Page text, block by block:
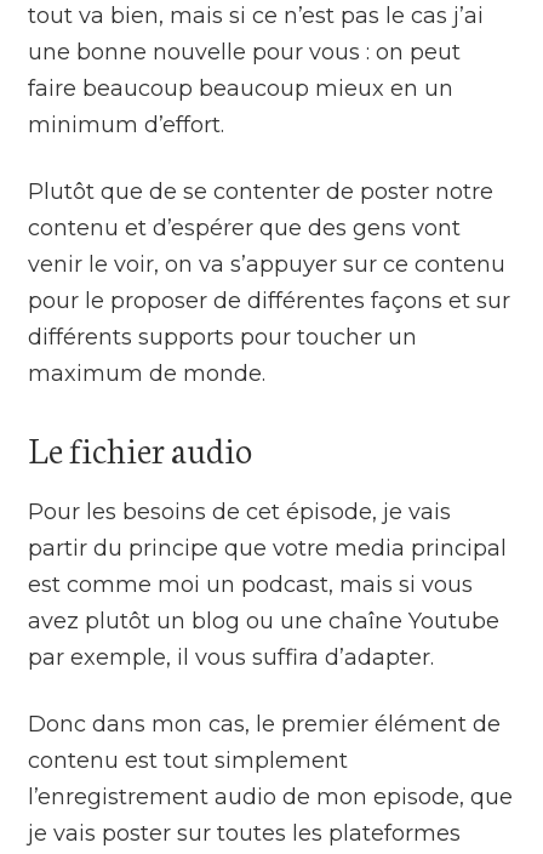
tout va bien, mais si ce n’est pas le cas j’ai
une bonne nouvelle pour vous : on peut
faire beaucoup beaucoup mieux en un
minimum d’effort.
Plutôt que de se contenter de poster notre
contenu et d’espérer que des gens vont
venir le voir, on va s’appuyer sur ce contenu
pour le proposer de différentes façons et sur
différents supports pour toucher un
maximum de monde.
Le fichier audio
Pour les besoins de cet épisode, je vais
partir du principe que votre media principal
est comme moi un podcast, mais si vous
avez plutôt un blog ou une chaîne Youtube
par exemple, il vous suffira d’adapter.
Donc dans mon cas, le premier élément de
contenu est tout simplement
l’enregistrement audio de mon episode, que
je vais poster sur toutes les plateformes